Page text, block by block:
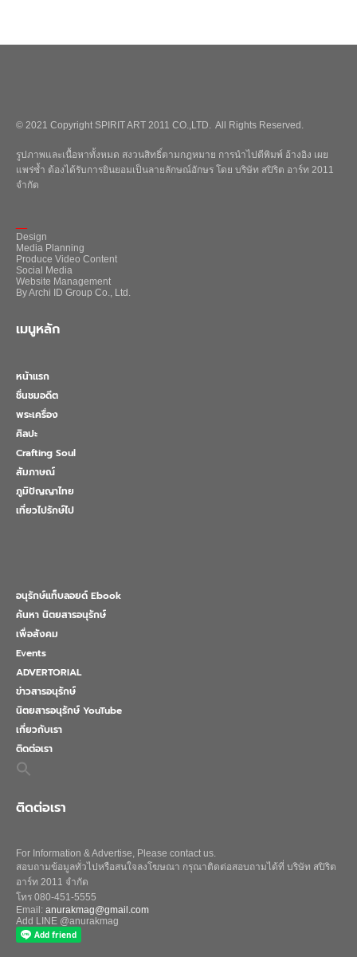
© 2021 Copyright SPIRIT ART 2011 CO.,LTD. All Rights Reserved.
รูปภาพและเนื้อหาทั้งหมด สงวนสิทธิ์ตามกฎหมาย การนำไปตีพิมพ์ อ้างอิง เผย
แพร่ซ้ำ ต้องได้รับการยินยอมเป็นลายลักษณ์อักษร โดย บริษัท สปิริต อาร์ท 2011
จำกัด
Design
Media Planning
Produce Video Content
Social Media
Website Management
By Archi ID Group Co., Ltd.
เมนูหลัก
หน้าแรก
ชื่นชมอดีต
พระเครื่อง
ศิลปะ
Crafting Soul
สัมภาษณ์
ภูมิปัญญาไทย
เที่ยวไปรักษ์ไป
อนุรักษ์แท็บลอยด์ Ebook
ค้นหา นิตยสารอนุรักษ์
เพื่อสังคม
Events
ADVERTORIAL
ข่าวสารอนุรักษ์
นิตยสารอนุรักษ์ YouTube
เกี่ยวกับเรา
ติดต่อเรา
Search
for:
ติดต่อเรา
For Information & Advertise, Please contact us.
สอบถามข้อมูลทั่วไปหรือสนใจลงโฆษณา กรุณาติดต่อสอบถามได้ที่ บริษัท สปิริต
อาร์ท 2011 จำกัด
โทร 080-451-5555
Email: anurakmag@gmail.com
Add LINE @anurakmag